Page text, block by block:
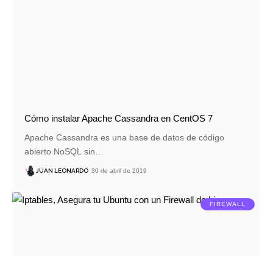
Cómo instalar Apache Cassandra en CentOS 7
Apache Cassandra es una base de datos de código
abierto NoSQL sin…
JUAN LEONARDO 30 de abril de 2019
FIREWALL